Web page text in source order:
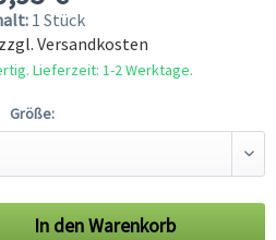
1 Stück
zzgl. Versandkosten
Lieferzeit: 1-2 Werktage.
Größe:
In denWarenkorb